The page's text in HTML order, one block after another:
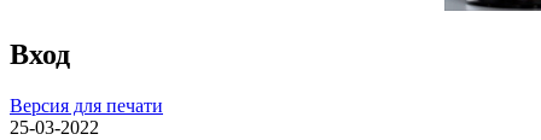
Вход
Версия для печати
25-03-2022